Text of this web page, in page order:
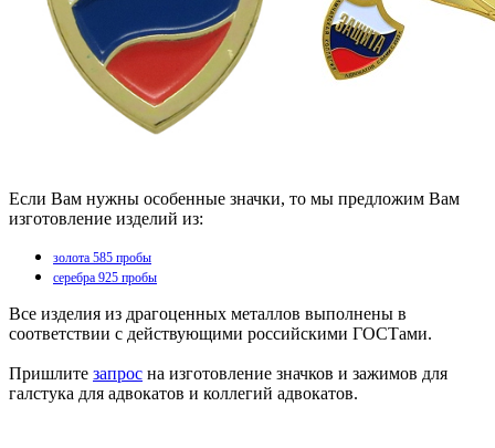
Если Вам нужны особенные значки, то мы предложим Вам
изготовление изделий из:
золота 585 пробы
серебра 925 пробы
Все изделия из драгоценных металлов выполнены в
соответствии с действующими российскими ГОСТами.
Пришлите запрос на изготовление значков и зажимов для
галстука для адвокатов и коллегий адвокатов.